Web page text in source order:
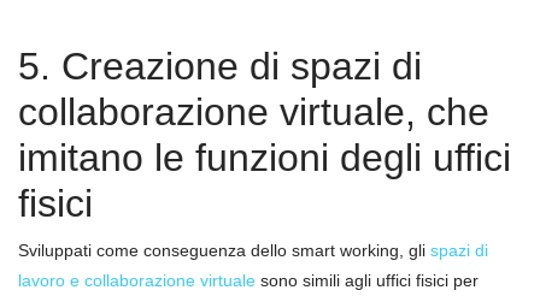
5. Creazione di spazi di
collaborazione virtuale, che
imitano le funzioni degli uffici
fisici
Sviluppati come conseguenza dello smart working, gli spazi di
lavoro e collaborazione virtuale sono simili agli uffici fisici per